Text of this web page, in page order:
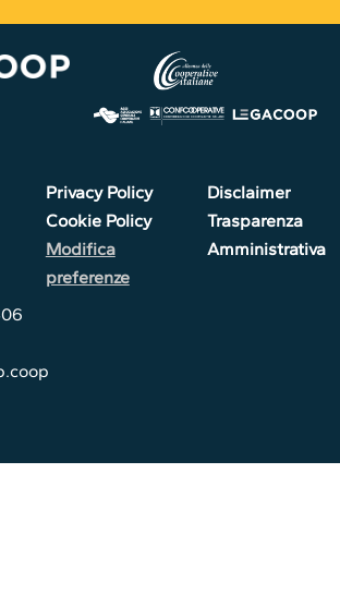
Privacy Policy
Cookie Policy
Modifica
preferenze
Disclaimer
Trasparenza
Amministrativa